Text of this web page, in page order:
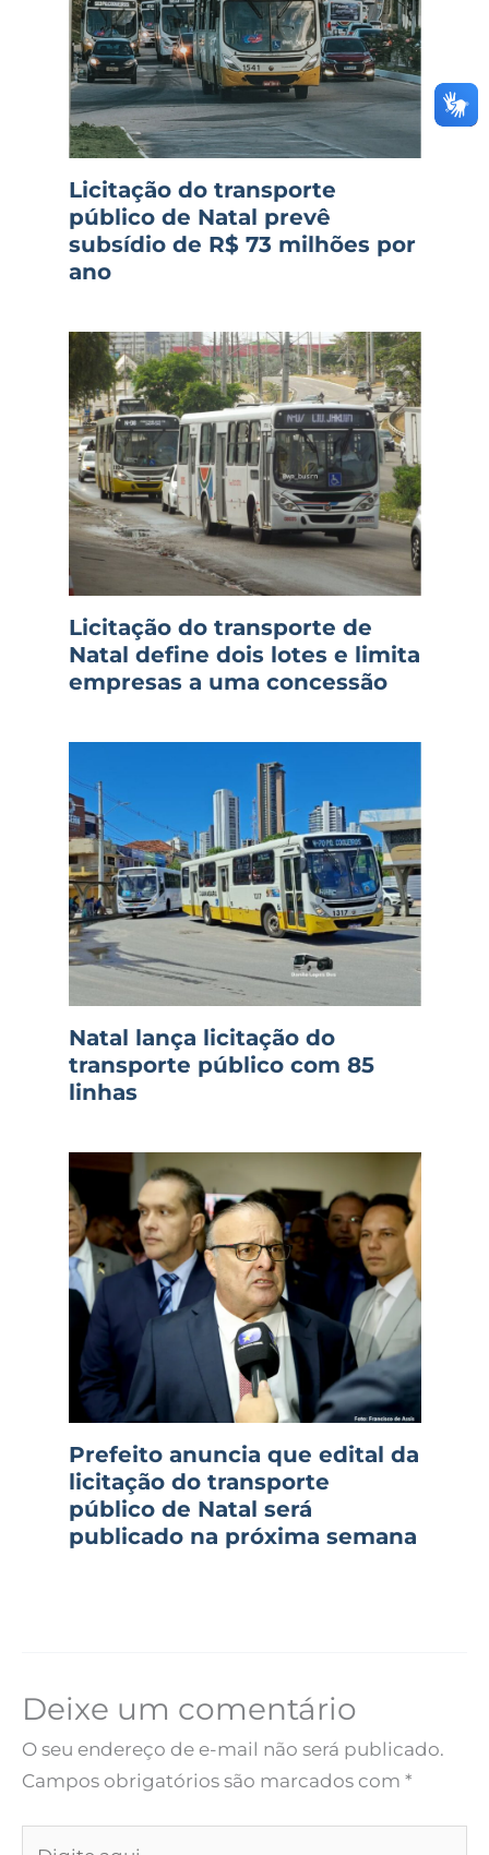
Licitação do transporte
público de Natal prevê
subsídio de R$ 73 milhões por
ano
Licitação do transporte de
Natal define dois lotes e limita
empresas a uma concessão
Natal lança licitação do
transporte público com 85
linhas
Prefeito anuncia que edital da
licitação do transporte
público de Natal será
publicado na próxima semana
Deixe um comentário
O seu endereço de e-mail não será publicado.
Campos obrigatórios são marcados com *